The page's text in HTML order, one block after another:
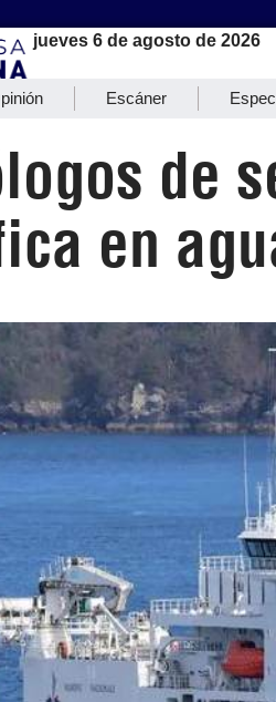
jueves 6 de agosto de 2026
Escáner
de
en